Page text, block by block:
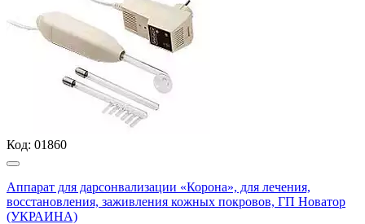
Код: 01860
Аппарат для дарсонвализации «Корона», для лечения,
восстановления, заживления кожных покровов, ГП Новатор
(УКРАИНА)